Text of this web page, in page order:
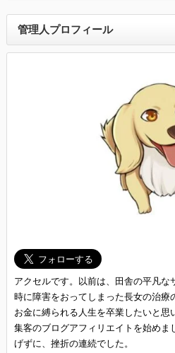
管理人プロフィール
アクセルです。以前は、田舎の平凡な
時に障害をおってしまった長女の治療
お金に縛られる人生を卒業したいと思
集客のブログアフィリエイトを始めま
げずに、挫折の連続でした。